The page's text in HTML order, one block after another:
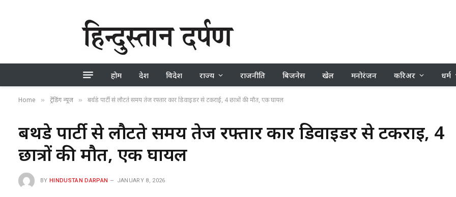
होम देश विदेश राज्य राजनीति बिजनेस खेल मनोरंजन करिअर धर्म
Home » ट्रेंडिंग न्यूज » बर्थडे पार्टी से लौटते समय तेज रफ्तार कार डिवाइडर से टकराई, 4 छात्रों की मौत, एक घायल
बर्थडे पार्टी से लौटते समय तेज रफ्तार कार डिवाइडर से टकराई, 4
छात्रों की मौत, एक घायल
BY HINDUSTAN DARPAN JANUARY 8, 2026